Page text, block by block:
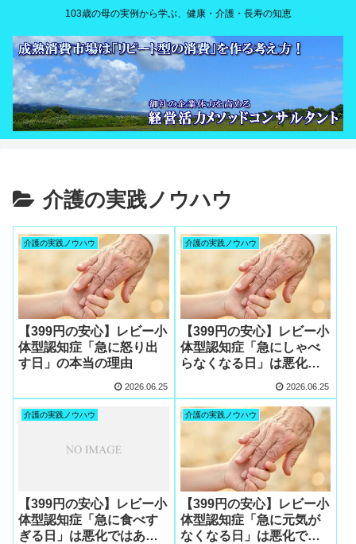
103歳の母の実例から学ぶ、健康・介護・長寿の知恵
介護の実践ノウハウ
介護の実践ノウハウ
【399円の安心】レビー小
体型認知症「急に怒り出
す日」の本当の理由
2026.06.25
介護の実践ノウハウ
【399円の安心】レビー小
体型認知症「急にしゃべ
らなくなる日」は悪化で
2026.06.25
介護の実践ノウハウ
【399円の安心】レビー小
体型認知症「急に食べす
ぎる日」は悪化ではあり
介護の実践ノウハウ
【399円の安心】レビー小
体型認知症「急に元気が
なくなる日」は悪化では